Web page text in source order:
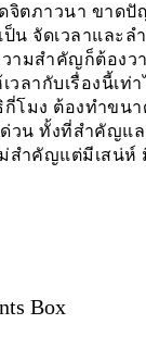
จิตภาวนา ขาด
ป็น จัดเวลาและ
ามสำคัญก็ต้องว
วลากับเรื่องนี้เท่
กี่โมง ต้องทำขน
วน ทั้งที่สำคัญแ
สำคัญแต่มีเสน่ห์
Box